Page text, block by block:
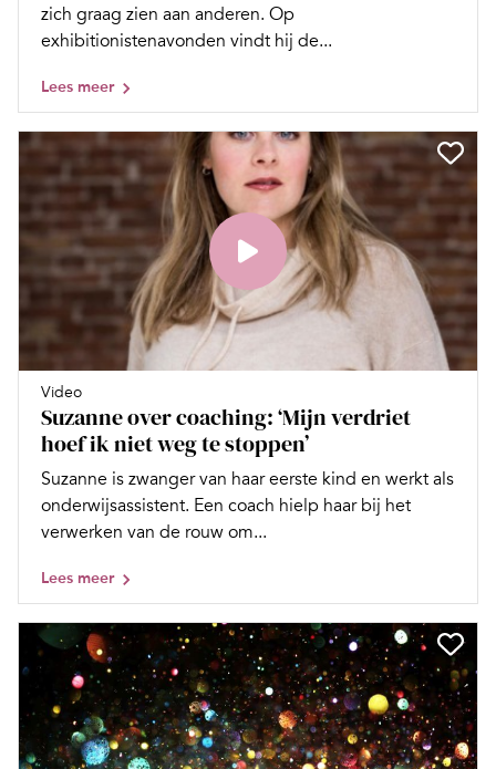
zich graag zien aan anderen. Op
exhibitionistenavonden vindt hij de...
Lees meer
Video
Suzanne over coaching: ‘Mijn verdriet
hoef ik niet weg te stoppen’
Suzanne is zwanger van haar eerste kind en werkt als
onderwijsassistent. Een coach hielp haar bij het
verwerken van de rouw om...
Lees meer